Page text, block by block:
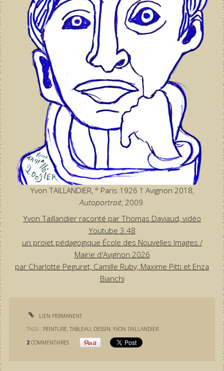
Yvon TAILLANDIER, ° Paris 1926 † Avignon 2018,
Autoportrait, 2009.
Yvon Taillandier raconté par Thomas Daviaud, vidéo
Youtube 3:48
un projet pédagogique École des Nouvelles Images /
Mairie d'Avignon 2026
par Charlotte Peguret, Camille Ruby, Maxime Pitti et Enza
Bianchi
LIEN PERMANENT
TAGS : PEINTURE,TABLEAU, DESSIN,YVON TAILLANDIER
2 COMMENTAIRES